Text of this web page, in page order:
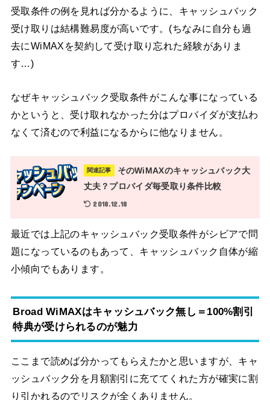
受取条件の例を見れば分かるように、キャッシュバック
受け取りは結構難易度が高いです。(ちなみに自分も過
去にWiMAXを契約して受け取り忘れた経験がありま
す…)
なぜキャッシュバック受取条件がこんな事になっている
かというと、受け取れなかった分はプロバイダが支払わ
なくて済むので利益になるからに他なりません。
関連記事
そのWiMAXのキャッシュバック大
丈夫？プロバイダ毎受取り条件比較
2018.12.18
最近では上記のキャッシュバック受取条件がシビアで問
題になっているのもあって、キャッシュバック自体が縮
小傾向でもあります。
Broad WiMAXはキャッシュバック無し＝100%割引
特典が受けられるのが魅力
ここまで読めば分かってもらえたかと思いますが、キャ
ッシュバック分を月額割引に充ててくれた方が確実に割
り引かれるのでリスクが全くありません。